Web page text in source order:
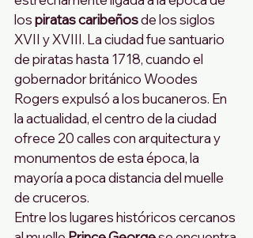
los piratas caribeños de los siglos
XVII y XVIII. La ciudad fue santuario
de piratas hasta 1718, cuando el
gobernador británico Woodes
Rogers expulsó a los bucaneros. En
la actualidad, el centro de la ciudad
ofrece 20 calles con arquitectura y
monumentos de esta época, la
mayoría a poca distancia del muelle
de cruceros.
Entre los lugares históricos cercanos